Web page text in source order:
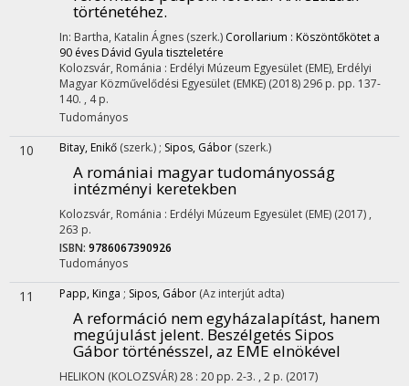
történetéhez.
In: Bartha, Katalin Ágnes (szerk.) Corollarium : Köszöntőkötet a
90 éves Dávid Gyula tiszteletére
Kolozsvár, Románia : Erdélyi Múzeum Egyesület (EME), Erdélyi
Magyar Közművelődési Egyesület (EMKE) (2018)296 p. pp. 137-
140. , 4 p.
Tudományos
10 Bitay, Enikő (szerk.) ; Sipos, Gábor (szerk.)
A romániai magyar tudományosság
intézményi keretekben
Kolozsvár, Románia : Erdélyi Múzeum Egyesület (EME) (2017) ,
263 p.
ISBN: 9786067390926
Tudományos
11 Papp, Kinga ; Sipos, Gábor (Az interjút adta)
A reformáció nem egyházalapítást, hanem
megújulást jelent. Beszélgetés Sipos
Gábor történésszel, az EME elnökével
HELIKON (KOLOZSVÁR)28 : 20 pp. 2-3. , 2 p. (2017)